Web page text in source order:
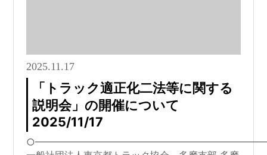
2025.11.17
「トラック適正化二法等に関する
説明会」の開催について
2025/11/17